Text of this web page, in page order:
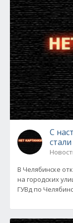
С
В Челябинске
на городских
ГУВд по